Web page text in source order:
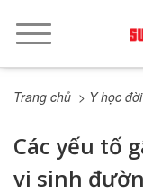
Trang chủ > Y học
Các yếu tố
vi sinh